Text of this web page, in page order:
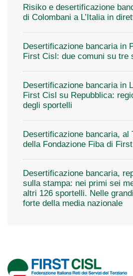
Risiko e desertificazione
di Colombani a L’Italia in
Desertificazione bancaria in
First Cisl: due comuni su tre
Desertificazione bancaria in
First Cisl su Repubblica:
degli sportelli
Desertificazione bancaria, al
della Fondazione Fiba di
Desertificazione bancaria,
sulla stampa: nei primi sei
altri 126 sportelli. Nelle
forte della media nazionale